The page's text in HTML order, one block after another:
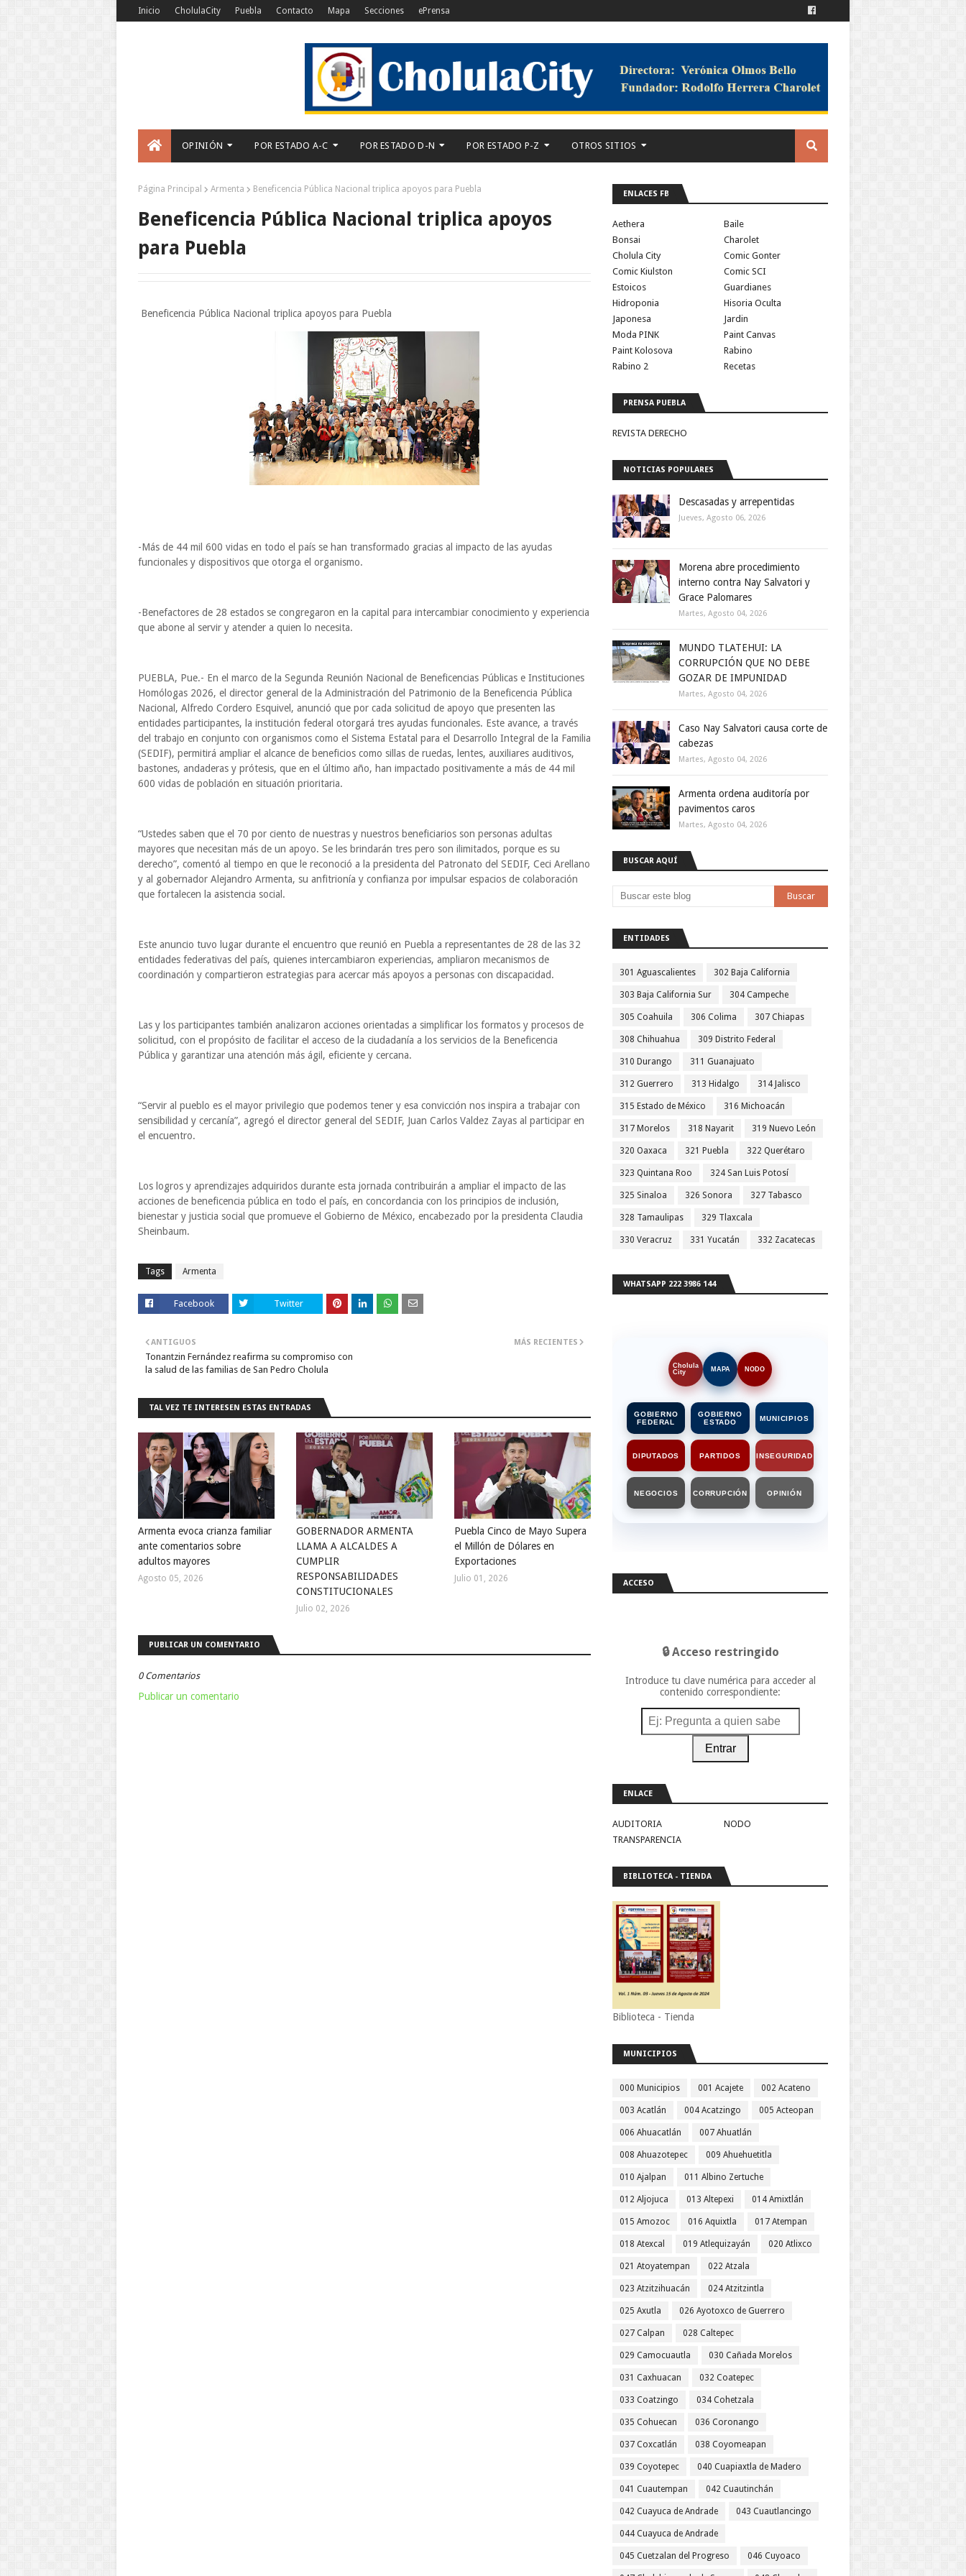
Inicio CholulaCity Puebla Contacto Mapa Secciones ePrensa
OPINIÓN POR ESTADO A-C POR ESTADO D-N POR ESTADO P-Z OTROS SITIOS
Página Principal Armenta Beneficencia Pública Nacional triplica apoyos para Puebla
Beneficencia Pública Nacional triplica apoyos
para Puebla
Beneficencia Pública Nacional triplica apoyos para Puebla
-Más de 44 mil 600 vidas en todo el país se han transformado gracias al impacto de las ayudas
funcionales y dispositivos que otorga el organismo.
-Benefactores de 28 estados se congregaron en la capital para intercambiar conocimiento y experiencia
que abone al servir y atender a quien lo necesita.
PUEBLA, Pue.- En el marco de la Segunda Reunión Nacional de Beneficencias Públicas e Instituciones
Homólogas 2026, el director general de la Administración del Patrimonio de la Beneficencia Pública
Nacional, Alfredo Cordero Esquivel, anunció que por cada solicitud de apoyo que presenten las
entidades participantes, la institución federal otorgará tres ayudas funcionales. Este avance, a través
del trabajo en conjunto con organismos como el Sistema Estatal para el Desarrollo Integral de la Familia
(SEDIF), permitirá ampliar el alcance de beneficios como sillas de ruedas, lentes, auxiliares auditivos,
bastones, andaderas y prótesis, que en el último año, han impactado positivamente a más de 44 mil
600 vidas de población en situación prioritaria.
“Ustedes saben que el 70 por ciento de nuestras y nuestros beneficiarios son personas adultas
mayores que necesitan más de un apoyo. Se les brindarán tres pero son ilimitados, porque es su
derecho”, comentó al tiempo en que le reconoció a la presidenta del Patronato del SEDIF, Ceci Arellano
y al gobernador Alejandro Armenta, su anfitrionía y confianza por impulsar espacios de colaboración
que fortalecen la asistencia social.
Este anuncio tuvo lugar durante el encuentro que reunió en Puebla a representantes de 28 de las 32
entidades federativas del país, quienes intercambiaron experiencias, ampliaron mecanismos de
coordinación y compartieron estrategias para acercar más apoyos a personas con discapacidad.
Las y los participantes también analizaron acciones orientadas a simplificar los formatos y procesos de
solicitud, con el propósito de facilitar el acceso de la ciudadanía a los servicios de la Beneficencia
Pública y garantizar una atención más ágil, eficiente y cercana.
“Servir al pueblo es el mayor privilegio que podemos tener y esa convicción nos inspira a trabajar con
sensibilidad y cercanía”, agregó el director general del SEDIF, Juan Carlos Valdez Zayas al participar en
el encuentro.
Los logros y aprendizajes adquiridos durante esta jornada contribuirán a ampliar el impacto de las
acciones de beneficencia pública en todo el país, en concordancia con los principios de inclusión,
bienestar y justicia social que promueve el Gobierno de México, encabezado por la presidenta Claudia
Sheinbaum.
Tags Armenta
Facebook Twitter
MÁS RECIENTES
ANTIGUOS
Tonantzin Fernández reafirma su compromiso con
la salud de las familias de San Pedro Cholula
TAL VEZ TE INTERESEN ESTAS ENTRADAS
Armenta evoca crianza familiar
ante comentarios sobre
adultos mayores
Agosto 05, 2026
GOBERNADOR ARMENTA
LLAMA A ALCALDES A
CUMPLIR
RESPONSABILIDADES
CONSTITUCIONALES
Julio 02, 2026
Puebla Cinco de Mayo Supera
el Millón de Dólares en
Exportaciones
Julio 01, 2026
PUBLICAR UN COMENTARIO
0 Comentarios
Publicar un comentario
ENLACES FB
Aethera
Baile
Bonsai
Charolet
Cholula City
Comic Gonter
Comic Kiulston
Comic SCI
Estoicos
Guardianes
Hidroponia
Hisoria Oculta
Japonesa
Jardin
Moda PINK
Paint Canvas
Paint Kolosova
Rabino
Rabino 2
Recetas
PRENSA PUEBLA
REVISTA DERECHO
NOTICIAS POPULARES
Descasadas y arrepentidas
Jueves, Agosto 06, 2026
Morena abre procedimiento
interno contra Nay Salvatori y
Grace Palomares
Martes, Agosto 04, 2026
MUNDO TLATEHUI: LA
CORRUPCIÓN QUE NO DEBE
GOZAR DE IMPUNIDAD
Martes, Agosto 04, 2026
Caso Nay Salvatori causa corte de
cabezas
Martes, Agosto 04, 2026
Armenta ordena auditoría por
pavimentos caros
Martes, Agosto 04, 2026
BUSCAR AQUÍ
ENTIDADES
301 Aguascalientes 302 Baja California
303 Baja California Sur 304 Campeche
305 Coahuila 306 Colima 307 Chiapas
308 Chihuahua 309 Distrito Federal
310 Durango 311 Guanajuato
312 Guerrero 313 Hidalgo 314 Jalisco
315 Estado de México 316 Michoacán
317 Morelos 318 Nayarit 319 Nuevo León
320 Oaxaca 321 Puebla 322 Querétaro
323 Quintana Roo 324 San Luis Potosí
325 Sinaloa 326 Sonora 327 Tabasco
328 Tamaulipas 329 Tlaxcala
330 Veracruz 331 Yucatán 332 Zacatecas
WHATSAPP 222 3986 144
Cholula
City
MAPA NODO
GOBIERNO
FEDERAL
GOBIERNO
ESTADO
MUNICIPIOS
DIPUTADOS PARTIDOS INSEGURIDAD
NEGOCIOS CORRUPCIÓN OPINIÓN
ACCESO
🔒 Acceso restringido
Introduce tu clave numérica para acceder al
contenido correspondiente:
Entrar
ENLACE
AUDITORIA
NODO
TRANSPARENCIA
BIBLIOTECA - TIENDA
Biblioteca - Tienda
MUNICIPIOS
000 Municipios 001 Acajete 002 Acateno
003 Acatlán 004 Acatzingo 005 Acteopan
006 Ahuacatlán 007 Ahuatlán
008 Ahuazotepec 009 Ahuehuetitla
010 Ajalpan 011 Albino Zertuche
012 Aljojuca 013 Altepexi 014 Amixtlán
015 Amozoc 016 Aquixtla 017 Atempan
018 Atexcal 019 Atlequizayán 020 Atlixco
021 Atoyatempan 022 Atzala
023 Atzitzihuacán 024 Atzitzintla
025 Axutla 026 Ayotoxco de Guerrero
027 Calpan 028 Caltepec
029 Camocuautla 030 Cañada Morelos
031 Caxhuacan 032 Coatepec
033 Coatzingo 034 Cohetzala
035 Cohuecan 036 Coronango
037 Coxcatlán 038 Coyomeapan
039 Coyotepec 040 Cuapiaxtla de Madero
041 Cuautempan 042 Cuautinchán
042 Cuayuca de Andrade 043 Cuautlancingo
044 Cuayuca de Andrade
045 Cuetzalan del Progreso 046 Cuyoaco